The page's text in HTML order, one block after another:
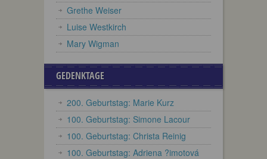
Grethe Weiser
Luise Westkirch
Mary Wigman
GEDENKTAGE
200. Geburtstag: Marie Kurz
100. Geburtstag: Simone Lacour
100. Geburtstag: Christa Reinig
100. Geburtstag: Adriena ?imotová